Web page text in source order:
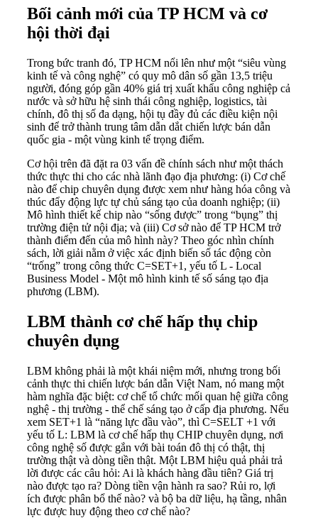
Bối cảnh mới của TP HCM và cơ
hội thời đại
Trong bức tranh đó, TP HCM nổi lên như một “siêu vùng
kinh tế và công nghệ” có quy mô dân số gần 13,5 triệu
người, đóng góp gần 40% giá trị xuất khẩu công nghiệp cả
nước và sở hữu hệ sinh thái công nghiệp, logistics, tài
chính, đô thị số đa dạng, hội tụ đầy đủ các điều kiện nội
sinh để trở thành trung tâm dẫn dắt chiến lược bán dẫn
quốc gia - một vùng kinh tế trọng điểm.
Cơ hội trên đã đặt ra 03 vấn đề chính sách như một thách
thức thực thi cho các nhà lãnh đạo địa phương: (i) Cơ chế
nào để chip chuyên dụng được xem như hàng hóa công và
thúc đẩy động lực tự chủ sáng tạo của doanh nghiệp; (ii)
Mô hình thiết kế chip nào “sống được” trong “bụng” thị
trường điện tử nội địa; và (iii) Cơ sở nào để TP HCM trở
thành điểm đến của mô hình này? Theo góc nhìn chính
sách, lời giải nằm ở việc xác định biến số tác động còn
“trống” trong công thức C=SET+1, yếu tố L - Local
Business Model - Một mô hình kinh tế số sáng tạo địa
phương (LBM).
LBM thành cơ chế hấp thụ chip
chuyên dụng
LBM không phải là một khái niệm mới, nhưng trong bối
cảnh thực thi chiến lược bán dẫn Việt Nam, nó mang một
hàm nghĩa đặc biệt: cơ chế tổ chức mối quan hệ giữa công
nghệ - thị trường - thể chế sáng tạo ở cấp địa phương. Nếu
xem SET+1 là “năng lực đầu vào”, thì C=SELT +1 với
yếu tố L: LBM là cơ chế hấp thụ CHIP chuyên dụng, nơi
công nghệ số được gắn với bài toán đô thị có thật, thị
trường thật và dòng tiền thật. Một LBM hiệu quả phải trả
lời được các câu hỏi: Ai là khách hàng đầu tiên? Giá trị
nào được tạo ra? Dòng tiền vận hành ra sao? Rủi ro, lợi
ích được phân bổ thế nào? và bộ ba dữ liệu, hạ tầng, nhân
lực được huy động theo cơ chế nào?